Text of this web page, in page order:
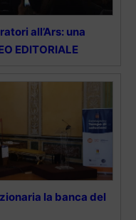
all’Ars: una
EDITORIALE
la banca del